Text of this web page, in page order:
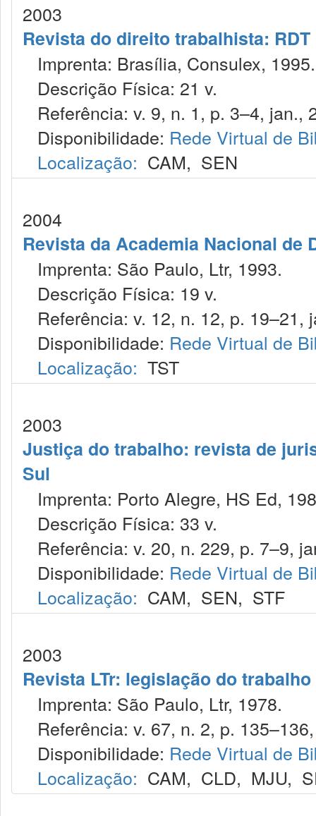
2003
Revista do direito trabalhista: RDT
Imprenta: Brasília, Consulex, 1995.
Descrição Física: 21 v.
Referência: v. 9, n. 1, p. 3–4, jan.,
Disponibilidade: Rede Virtual de
Localização: CAM, SEN
2004
Revista da Academia Nacional de
Imprenta: São Paulo, Ltr, 1993.
Descrição Física: 19 v.
Referência: v. 12, n. 12, p. 19–21,
Disponibilidade: Rede Virtual de
Localização: TST
2003
Justiça do trabalho: revista de
Sul
Imprenta: Porto Alegre, HS Ed,
Descrição Física: 33 v.
Referência: v. 20, n. 229, p. 7–9,
Disponibilidade: Rede Virtual de
Localização: CAM, SEN, STF
2003
Revista LTr: legislação do trabalho
Imprenta: São Paulo, Ltr, 1978.
Referência: v. 67, n. 2, p.
Disponibilidade: Rede Virtual de
Localização: CAM, CLD, MJU,